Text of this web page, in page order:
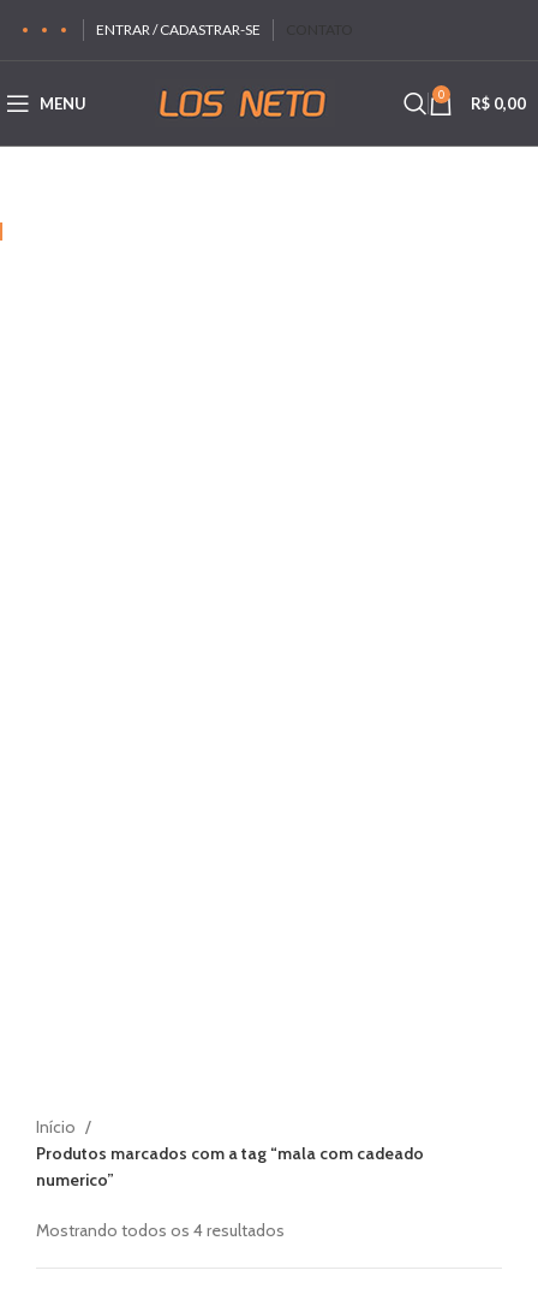
ENTRAR / CADASTRAR-SE
MENU 0 R$ 0,00
Início
Produtos marcados com a tag “mala com cadeado
numerico”
Mostrando todos os 4 resultados